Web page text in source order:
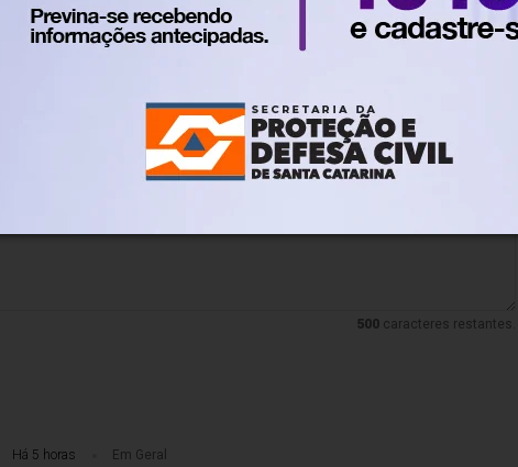
após testes da Secretaria de Trânsito
Federal acontece na próxima semana em Blumenau;
realizá-lo. Nos reservamos ao direito de reprovar ou eliminar comentários em desacordo
500caracteres restantes.
Há 5 horas Em Geral